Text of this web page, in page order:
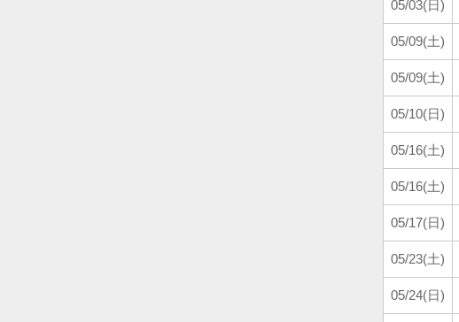
05/03(日)
05/09(土)
05/09(土)
05/10(日)
05/16(土)
05/16(土)
05/17(日)
05/23(土)
05/24(日)